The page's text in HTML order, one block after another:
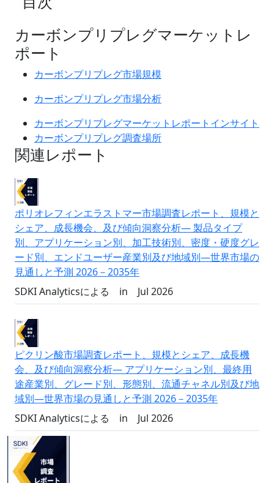
カーボンプリプレグマーケットレ
ポート
カーボンプリプレグ市場規模
カーボンプリプレグ市場分析
カーボンプリプレグマーケットレポートインサイト
カーボンプリプレグ調査場所
関連レポート
ポリオレフィンエラストマー市場調査レポート、規模と
シェア、成長機会、及び傾向洞察分析― 製品タイプ
別、アプリケーション別、加工技術別、密度・硬度グレ
ード別、エンドユーザー産業別及び地域別―世界市場の
見通しと予測 2026－2035年
SDKI Analyticsによる
in Jul 2026
ピクリン酸市場調査レポート、規模とシェア、成長機
会、及び傾向洞察分析― アプリケーション別、最終用
途産業別、グレード別、形態別、流通チャネル別及び地
域別―世界市場の見通しと予測 2026－2035年
SDKI Analyticsによる
in Jul 2026